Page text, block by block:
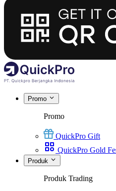
Promo
Promo
QuickPro Gift
QuickPro Gold
Produk
Produk Trading